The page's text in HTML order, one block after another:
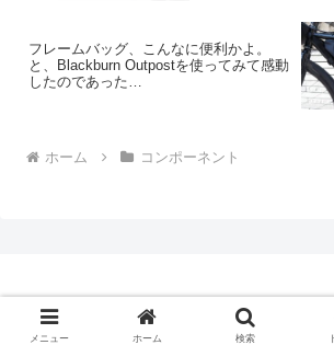
フレームバッグ、こんなに便利かよ。
と、Blackburn Outpostを使ってみて感動
したのであった…
ホーム コンポーネント
Copyright © 2009-2026 CBN Blog All
メニュー ホーム 検索